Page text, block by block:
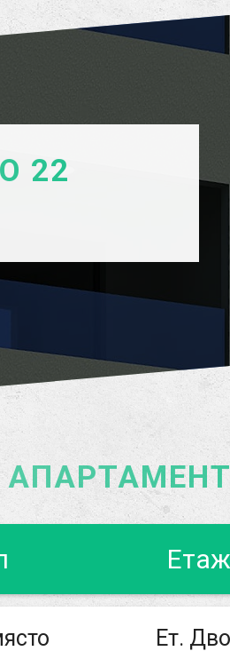
22
Етаж
Ет.